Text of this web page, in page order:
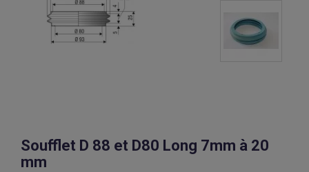
Soufflet D 88 et D80 Long 7mm à 20
mm